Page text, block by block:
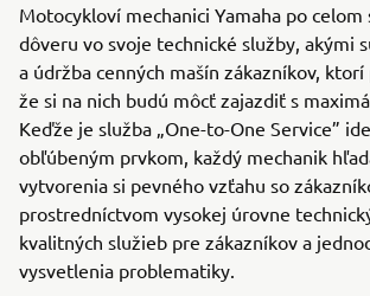
Motocykloví mechanici Yamaha po celom
dôveru vo svoje technické služby, akými
a údržba cenných mašín zákazníkov,
že si na nich budú môcť zajazdiť s
Keďže je služba „One-to-One Service”
obľúbeným prvkom, každý mechanik
vytvorenia si pevného vzťahu so
prostredníctvom vysokej úrovne
kvalitných služieb pre zákazníkov a
vysvetlenia problematiky.